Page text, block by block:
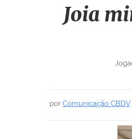
Joia
por Comunicação CBDV